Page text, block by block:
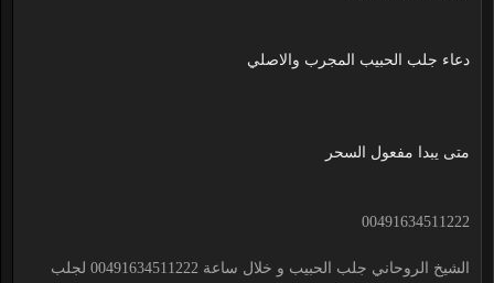
دعاء جلب الحبيب المجرب والاصلي
متى يبدا مفعول السحر
00491634511222
الشيخ الروحاني جلب الحبيب و خلال ساعة 00491634511222 لجلب